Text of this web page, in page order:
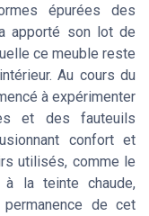
épurées des
apporté son lot de
ce meuble reste
Au cours du
à expérimenter
et des fauteuils
confort et
utilisés, comme le
la teinte chaude,
de cet